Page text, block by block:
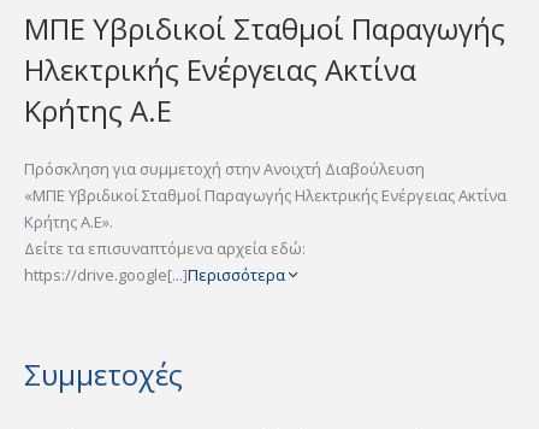
ΜΠΕ Υβριδικοί Σταθμοί Παραγωγής
Ηλεκτρικής Ενέργειας Ακτίνα
Κρήτης Α.Ε
Πρόσκληση για συμμετοχή στην Ανοιχτή Διαβούλευση
«ΜΠΕ Υβριδικοί Σταθμοί Παραγωγής Ηλεκτρικής Ενέργειας Ακτίνα
Κρήτης Α.Ε».
Δείτε τα επισυναπτόμενα αρχεία εδώ:
https://drive.google[...]Περισσότερα
Συμμετοχές